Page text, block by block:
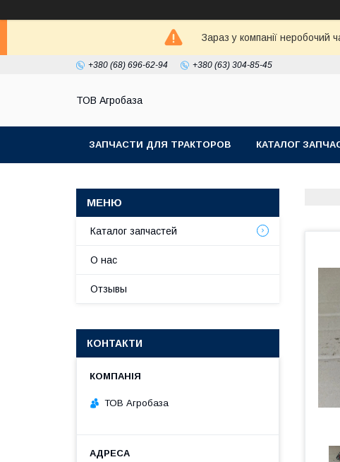
Зараз у компанії неробочий
+380 (68) 696-62-94 +380 (63) 304-85-45
ТОВ Агробаза
ЗАПЧАСТИ ДЛЯ ТРАКТОРОВ КАТАЛОГ
Каталог запчастей
О нас
Отзывы
КОНТАКТИ
ТОВ Агробаза